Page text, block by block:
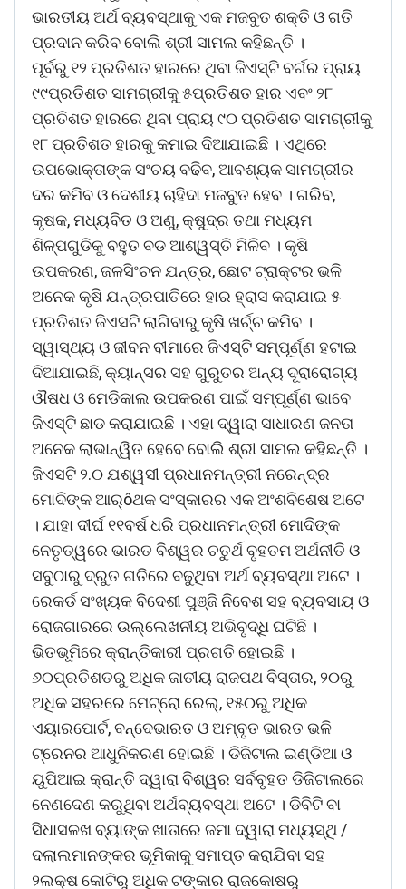
ଭାରତୀୟ ଅର୍ଥ ବ୍ୟବସ୍ଥାକୁ ଏକ ମଜବୁତ ଶକ୍ତି ଓ ଗତି
ପ୍ରଦାନ କରିବ ବୋଲି ଶ୍ରୀ ସାମଲ କହିଛନ୍ତି ।
ପୂର୍ବରୁ ୧୨ ପ୍ରତିଶତ ହାରରେ ଥିବା ଜିଏସ୍‌ଟି ବର୍ଗର ପ୍ରାୟ
୯୯ପ୍ରତିଶତ ସାମଗ୍ରୀକୁ ୫ପ୍ରତିଶତ ହାର ଏବଂ ୨୮
ପ୍ରତିଶତ ହାରରେ ଥିବା ପ୍ରାୟ ୯୦ ପ୍ରତିଶତ ସାମଗ୍ରୀକୁ
୧୮ ପ୍ରତିଶତ ହାରକୁ କମାଇ ଦିଆଯାଇଛି । ଏଥିରେ
ଉପଭୋକ୍ତାଙ୍କ ସଂଚୟ ବଢିବ, ଆବଶ୍ୟକ ସାମଗ୍ରୀର
ଦର କମିବ ଓ ଦେଶୀୟ ଚାହିଦା ମଜବୁତ ହେବ । ଗରିବ,
କୃଷକ, ମଧ୍ୟବିତ ଓ ଅଣୁ, କ୍ଷୁଦ୍ର ତଥା ମଧ୍ୟମ
ଶିଳ୍ପଗୁଡିକୁ ବହୁତ ବଡ ଆଶ୍ୱସ୍ତି ମିଳିବ । କୃଷି
ଉପକରଣ, ଜଳସିଂଚନ ଯନ୍ତ୍ର, ଛୋଟ ଟ୍ରାକ୍ଟର ଭଳି
ଅନେକ କୃଷି ଯନ୍ତ୍ରପାତିରେ ହାର ହ୍ରାସ କରାଯାଇ ୫
ପ୍ରତିଶତ ଜିଏସଟି ଲାଗିବାରୁ କୃଷି ଖର୍ଚ୍ଚ କମିବ ।
ସ୍ୱାସ୍ଥ୍ୟ ଓ ଜୀବନ ବୀମାରେ ଜିଏସ୍‌ଟି ସମ୍ପୂର୍ଣ୍ଣ ହଟାଇ
ଦିଆଯାଇଛି, କ୍ୟାନ୍ସର ସହ ଗୁରୁତର ଅନ୍ୟ ଦୂରାରୋଗ୍ୟ
ଔଷଧ ଓ ମେଡିକାଲ ଉପକରଣ ପାଇଁ ସମ୍ପୂର୍ଣ୍ଣ ଭାବେ
ଜିଏସ୍‌ଟି ଛାଡ କରାଯାଇଛି । ଏହା ଦ୍ୱାରା ସାଧାରଣ ଜନତା
ଅନେକ ଲାଭାନ୍ୱିତ ହେବେ ବୋଲି ଶ୍ରୀ ସାମଲ କହିଛନ୍ତି ।
ଜିଏସଟି ୨.୦ ଯଶ୍ୱସୀ ପ୍ରଧାନମନ୍ତ୍ରୀ ନରେନ୍ଦ୍ର
ମୋଦିଙ୍କ ଆର୍ôଥକ ସଂସ୍କାରର ଏକ ଅଂଶବିଶେଷ ଅଟେ
। ଯାହା ଦୀର୍ଘ ୧୧ବର୍ଷ ଧରି ପ୍ରଧାନମନ୍ତ୍ରୀ ମୋଦିଙ୍କ
ନେତୃତ୍ୱରେ ଭାରତ ବିଶ୍ୱର ଚତୁର୍ଥ ବୃହତମ ଅର୍ଥନୀତି ଓ
ସବୁଠାରୁ ଦ୍ରୁତ ଗତିରେ ବଢୁଥିବା ଅର୍ଥ ବ୍ୟବସ୍ଥା ଅଟେ ।
ରେକର୍ଡ ସଂଖ୍ୟକ ବିଦେଶୀ ପୁଞ୍ଜି ନିବେଶ ସହ ବ୍ୟବସାୟ ଓ
ରୋଜଗାରରେ ଉଲ୍ଲେଖନୀୟ ଅଭିବୃଦ୍ଧି ଘଟିଛି ।
ଭିତଭୂମିରେ କ୍ରାନ୍ତିକାରୀ ପ୍ରଗତି ହୋଇଛି ।
୬୦ପ୍ରତିଶତରୁ ଅଧିକ ଜାତୀୟ ରାଜପଥ ବିସ୍ତାର, ୨୦ରୁ
ଅଧିକ ସହରରେ ମେଟ୍ରୋ ରେଲ୍‌, ୧୫୦ରୁ ଅଧିକ
ଏୟାରପୋର୍ଟ, ବନ୍ଦେଭାରତ ଓ ଅମ୍ବୃତ ଭାରତ ଭଳି
ଟ୍ରେନର ଆଧୁନିକରଣ ହୋଇଛି । ଡିଜିଟାଲ ଇଣ୍ଡିଆ ଓ
ୟୁପିଆଇ କ୍ରାନ୍ତି ଦ୍ୱାରା ବିଶ୍ୱର ସର୍ବବୃହତ ଡିଜିଟାଲରେ
ନେଣଦେଣ କରୁଥିବା ଅର୍ଥବ୍ୟବସ୍ଥା ଅଟେ । ଡିବିଟି ବା
ସିଧାସଳଖ ବ୍ୟାଙ୍କ ଖାତାରେ ଜମା ଦ୍ୱାରା ମଧ୍ୟସ୍ଥି /
ଦଲାଲମାନଙ୍କର ଭୂମିକାକୁ ସମାପ୍ତ କରାଯିବା ସହ
୨ଲକ୍ଷ କୋଟିରୁ ଅଧିକ ଟଙ୍କାର ରାଜକୋଷରୁ